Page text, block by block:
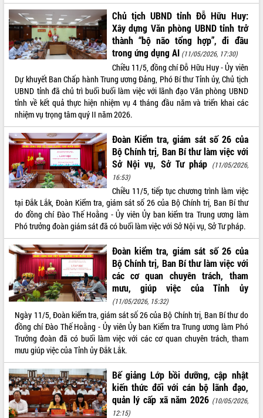
Khám bệnh, cấp phát thuốc miễn phí
và tặng quà người dân xã Cư Pui
Hội nghị UBND tỉnh Đắk Lắk thường kỳ
tháng 7/2026
Nam Anh hùng” và trao Huân chương
Lao động
UBND tỉnh Đắk Lắk triển khai nhiệm
vụ 6 tháng cuối năm 2026
Kỳ họp thứ Hai, Hội đồng nhân dân
tỉnh khóa XI quyết nghị nhiều nội dung
quan trọng
Bí thư Tỉnh ủy Lương Nguyễn Minh
Triết thăm, tặng quà người có công với
Rà soát, hoàn thiện hệ thống thiết chế
văn hóa, thể thao đáp ứng yêu cầu
phát triển mới
Thường trực HĐND tỉnh Đắk Lắk gặp
mặt Đoàn chuyên gia y tế TP. Hồ Chí
Minh
Lễ truy điệu và an táng hài cốt liệt sĩ
tại Nghĩa trang Liệt sĩ xã Sơn Hòa
Bàn giải pháp tháo gỡ khó khăn trong
xuất khẩu sầu riêng và triển khai quy
định EUDR
Thứ trưởng Bộ Nông nghiệp và Môi
trường Nguyễn Hoàng Hiệp khảo sát
vùng trồng và doanh nghiệp đóng gói
sầu riêng tại Đắk Lắk
Trình diễn nghệ thuật chế biến các
món ăn từ sầu riêng
ALBUM ẢNH
LIÊN KẾT WEB
THỐNG KÊ TRUY CẬP
Hôm nay: 10542
Tất cả:
66055865
Chủ tịch UBND tỉnh Đỗ Hữu Huy:
Xây dựng Văn phòng UBND tỉnh trở
thành “bộ não tổng hợp”, đi đầu
trong ứng dụng AI (11/05/2026, 17:30)
Chiều 11/5, đồng chí Đỗ Hữu Huy - Ủy viên
Dự khuyết Ban Chấp hành Trung ương Đảng, Phó Bí thư Tỉnh ủy, Chủ tịch
UBND tỉnh đã chủ trì buổi buổi làm việc với lãnh đạo Văn phòng UBND
tỉnh về kết quả thực hiện nhiệm vụ 4 tháng đầu năm và triển khai các
nhiệm vụ trọng tâm quý II năm 2026.
Đoàn Kiểm tra, giám sát số 26 của
Bộ Chính trị, Ban Bí thư làm việc với
Sở Nội vụ, Sở Tư pháp (11/05/2026,
16:53)
Chiều 11/5, tiếp tục chương trình làm việc
tại Đắk Lắk, Đoàn Kiểm tra, giám sát số 26 của Bộ Chính trị, Ban Bí thư
do đồng chí Đào Thế Hoằng - Ủy viên Ủy ban kiểm tra Trung ương làm
Phó trưởng đoàn giám sát đã có buổi làm việc với Sở Nội vụ, Sở Tư pháp.
Đoàn kiểm tra, giám sát số 26 của
Bộ Chính trị, Ban Bí thư làm việc với
các cơ quan chuyên trách, tham
mưu, giúp việc của Tỉnh ủy
(11/05/2026, 15:32)
Ngày 11/5, Đoàn kiểm tra, giám sát số 26 của Bộ Chính trị, Ban Bí thư do
đồng chí Đào Thế Hoằng - Ủy viên Ủy ban Kiểm tra Trung ương làm Phó
Trưởng đoàn đã có buổi làm việc với các cơ quan chuyên trách, tham
mưu giúp việc của Tỉnh ủy Đắk Lắk.
Bế giảng Lớp bồi dưỡng, cập nhật
kiến thức đối với cán bộ lãnh đạo,
quản lý cấp xã năm 2026 (10/05/2026,
12:15)